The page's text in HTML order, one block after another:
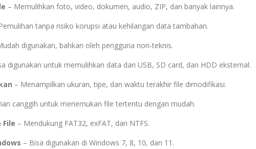
– Memulihkan foto, video, dokumen, audio, ZIP, dan banyak lainnya.
tanpa risiko korupsi atau kehilangan data tambahan.
digunakan, bahkan oleh pengguna non-teknis.
digunakan untuk memulihkan data dari USB, SD card, dan HDD eksternal.
– Menampilkan ukuran, tipe, dan waktu terakhir file dimodifikasi.
canggih untuk menemukan file tertentu dengan mudah.
– Mendukung FAT32, exFAT, dan NTFS.
– Bisa digunakan di Windows 7, 8, 10, dan 11.